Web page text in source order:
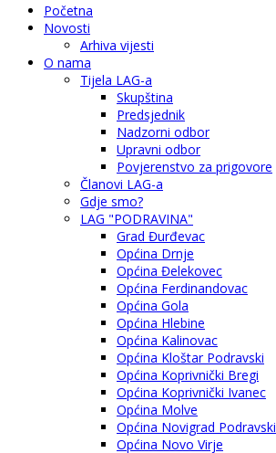
Početna
Novosti
Arhiva vijesti
O nama
Tijela LAG-a
Skupština
Predsjednik
Nadzorni odbor
Upravni odbor
Povjerenstvo za prigovore
Članovi LAG-a
Gdje smo?
LAG "PODRAVINA"
Grad Đurđevac
Općina Drnje
Općina Đelekovec
Općina Ferdinandovac
Općina Gola
Općina Hlebine
Općina Kalinovac
Općina Kloštar Podravski
Općina Koprivnički Bregi
Općina Koprivnički Ivanec
Općina Molve
Općina Novigrad Podravski
Općina Novo Virje